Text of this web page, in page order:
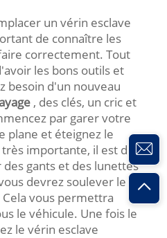
un vérin esclave
de connaître les
correctement. Tout
les bons outils et
besoin d'un nouveau
, des clés, un cric et
par garer votre
plane et éteignez le
importante, il est donc
gants et des lunettes
devrez soulever le
Cela vous permettra
le véhicule. Une fois le
le vérin esclave